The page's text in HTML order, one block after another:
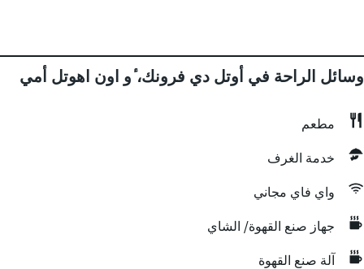
وسائل الراحة في أوتل دي فرونك، ٔو اون اهوتل أمي
مطعم
خدمة الغرف
واي فاي مجاني
جهاز صنع القهوة/ الشاي
آلة صنع القهوة